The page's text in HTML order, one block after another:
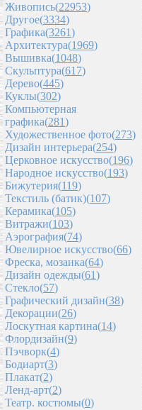
Живопись(22953)
Другое(3334)
Графика(3261)
Архитектура(1969)
Вышивка(1048)
Скульптура(617)
Дерево(445)
Куклы(302)
Компьютерная
графика(281)
Художественное фото(273)
Дизайн интерьера(254)
Церковное искусство(196)
Народное искусство(193)
Бижутерия(119)
Текстиль (батик)(107)
Керамика(105)
Витражи(103)
Аэрография(74)
Ювелирное искусство(66)
Фреска, мозаика(64)
Дизайн одежды(61)
Стекло(57)
Графический дизайн(38)
Декорации(26)
Лоскутная картина(14)
Флордизайн(9)
Пэчворк(4)
Бодиарт(3)
Плакат(2)
Ленд-арт(2)
Театр. костюмы(0)